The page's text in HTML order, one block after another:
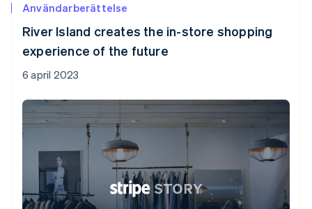
Användarberättelse
River Island creates the in-store shopping
experience of the future
6 april 2023